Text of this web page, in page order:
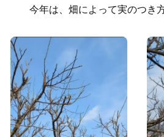
今年は、畑によって実のつき